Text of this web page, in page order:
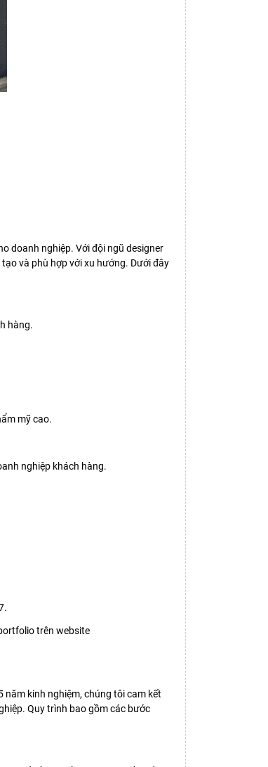
doanh nghiệp. Với đội ngũ designer
và phù hợp với xu hướng. Dưới đây
hàng.
mỹ cao.
nghiệp khách hàng.
trên website
kinh nghiệm, chúng tôi cam kết
Quy trình bao gồm các bước